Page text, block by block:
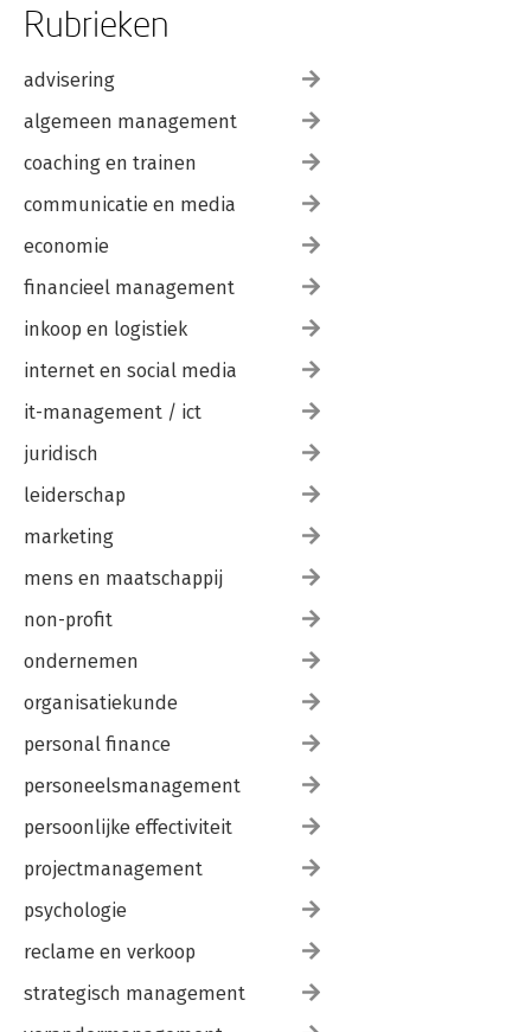
Rubrieken
advisering
algemeen management
coaching en trainen
communicatie en media
economie
financieel management
inkoop en logistiek
internet en social media
it-management / ict
juridisch
leiderschap
marketing
mens en maatschappij
non-profit
ondernemen
organisatiekunde
personal finance
personeelsmanagement
persoonlijke effectiviteit
projectmanagement
psychologie
reclame en verkoop
strategisch management